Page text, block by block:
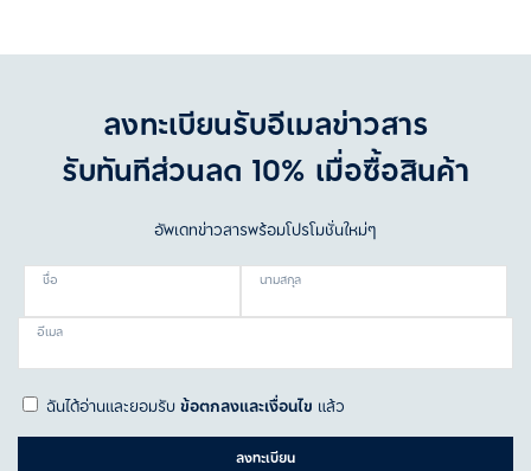
ลงทะเบียนรับอีเมลข่าวสาร
รับทันทีส่วนลด 10% เมื่อซื้อสินค้า
อัพเดทข่าวสารพร้อมโปรโมชั่นใหม่ๆ
ชื่อ นามสกุล
อีเมล
ฉันได้อ่านและยอมรับข้อตกลงและเงื่อนไข แล้ว
ลงทะเบียน